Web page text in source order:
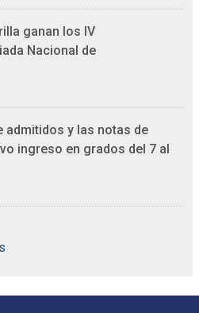
ganan los IV
Nacional de
admitidos y las notas de
ingreso en grados del 7 al